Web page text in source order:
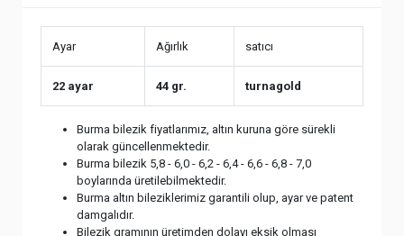
Ayar Ağırlık satıcı
22 ayar 44 gr. turnagold
Burma bilezik fiyatlarımız, altın kuruna göre sürekli
olarak güncellenmektedir.
Burma bilezik 5,8 - 6,0 - 6,2 - 6,4 - 6,6 - 6,8 - 7,0
boylarında üretilebilmektedir.
Burma altın bileziklerimiz garantili olup, ayar ve patent
damgalıdır.
Bilezik gramının üretimden dolayı eksik olması